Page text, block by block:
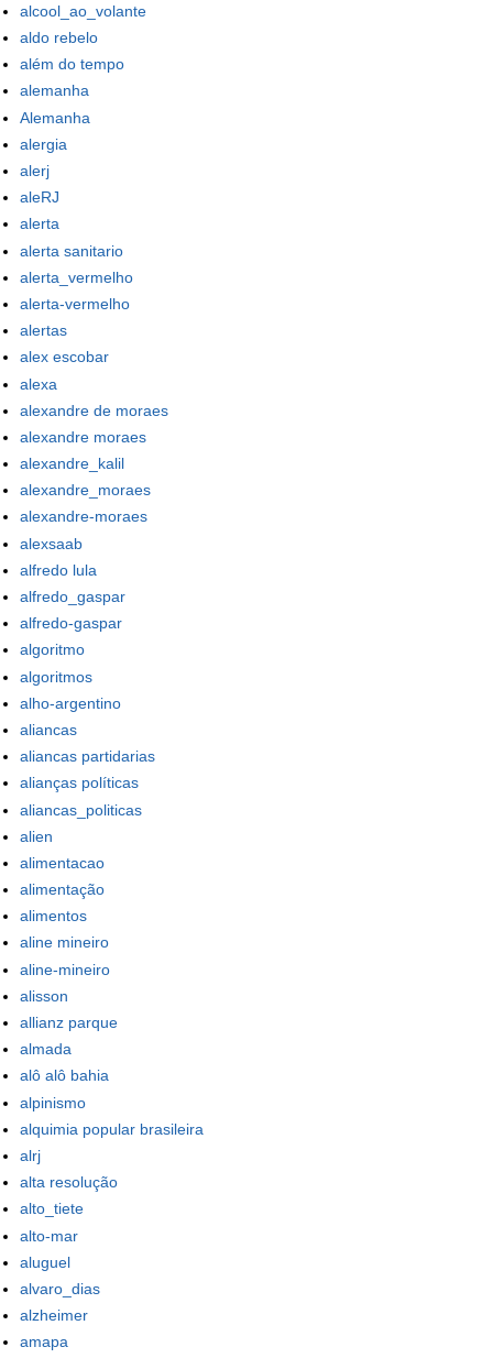
alcool_ao_volante
aldo rebelo
além do tempo
alemanha
Alemanha
alergia
alerj
aleRJ
alerta
alerta sanitario
alerta_vermelho
alerta-vermelho
alertas
alex escobar
alexa
alexandre de moraes
alexandre moraes
alexandre_kalil
alexandre_moraes
alexandre-moraes
alexsaab
alfredo lula
alfredo_gaspar
alfredo-gaspar
algoritmo
algoritmos
alho-argentino
aliancas
aliancas partidarias
alianças políticas
aliancas_politicas
alien
alimentacao
alimentação
alimentos
aline mineiro
aline-mineiro
alisson
allianz parque
almada
alô alô bahia
alpinismo
alquimia popular brasileira
alrj
alta resolução
alto_tiete
alto-mar
aluguel
alvaro_dias
alzheimer
amapa